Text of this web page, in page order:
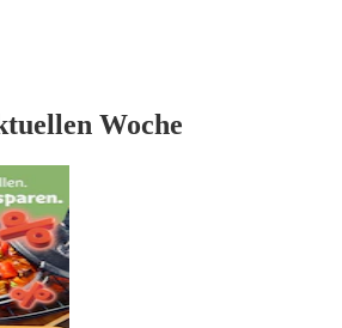
Woche